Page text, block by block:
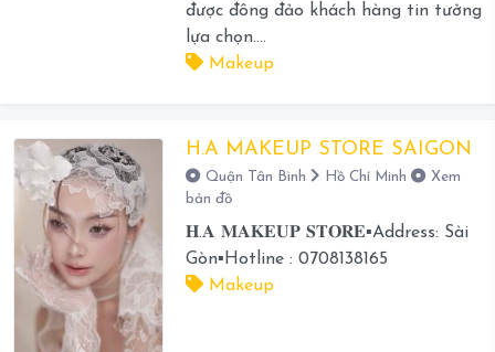
được đông đảo khách hàng tin tưởng
lựa chọn....
Makeup
H.A MAKEUP STORE SAIGON
Quận Tân Bình Hồ Chí Minh
Xem
bản đồ
𝐇.𝐀 𝐌𝐀𝐊𝐄𝐔𝐏 𝐒𝐓𝐎𝐑𝐄▪️Address: Sài
Gòn▪️Hotline : 0708138165
Makeup